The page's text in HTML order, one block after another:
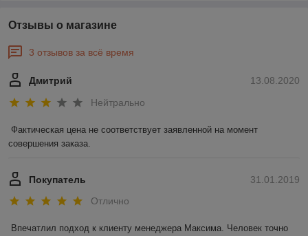
Отзывы о магазине
3 отзывов за всё время
13.08.2020
Дмитрий
Нейтрально
Фактическая цена не соответствует заявленной на момент
совершения заказа.
31.01.2019
Покупатель
Отлично
Впечатлил подход к клиенту менеджера Максима. Человек точно